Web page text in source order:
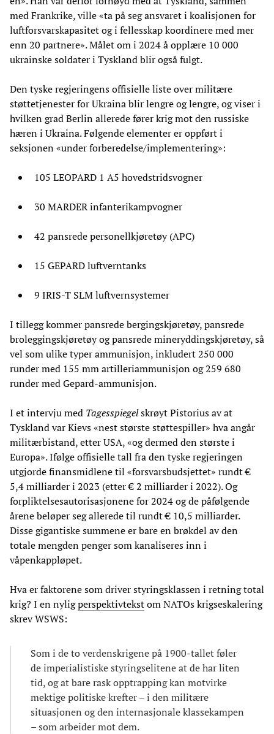
med Frankrike, ville «ta på seg ansvaret i koalisjonen for
luftforsvarskapasitet og i fellesskap koordinere med mer
enn 20 partnere». Målet om i 2024 å opplære 10 000
ukrainske soldater i Tyskland blir også fulgt.
Den tyske regjeringens offisielle liste over militære
støttetjenester for Ukraina blir lengre og lengre, og viser i
hvilken grad Berlin allerede fører krig mot den russiske
hæren i Ukraina. Følgende elementer er oppført i
seksjonen «under forberedelse/implementering»:
105 LEOPARD 1 A5 hovedstridsvogner
30 MARDER infanterikampvogner
42 pansrede personellkjøretøy (APC)
15 GEPARD luftverntanks
9 IRIS-T SLM luftvernsystemer
I tillegg kommer pansrede bergingskjøretøy, pansrede
broleggingskjøretøy og pansrede mineryddingskjøretøy, så
vel som ulike typer ammunisjon, inkludert 250 000
runder med 155 mm artilleriammunisjon og 259 680
runder med Gepard-ammunisjon.
I et intervju med Tagesspiegelskrøyt Pistorius av at
Tyskland var Kievs «nest største støttespiller» hva angår
militærbistand, etter USA, «og dermed den største i
Europa». Ifølge offisielle tall fra den tyske regjeringen
utgjorde finansmidlene til «forsvarsbudsjettet» rundt €
5,4 milliarder i 2023 (etter € 2 milliarder i 2022). Og
forpliktelsesautorisasjonene for 2024 og de påfølgende
årene beløper seg allerede til rundt € 10,5 milliarder.
Disse gigantiske summene er bare en brøkdel av den
totale mengden penger som kanaliseres inn i
våpenkappløpet.
Hva er faktorene som driver styringsklassen i retning total
krig? I en nyligperspektivtekstom NATOs krigseskalering
skrev WSWS:
Som i de to verdenskrigene på 1900-tallet føler
de imperialistiske styringselitene at de har liten
tid, og at bare rask opptrapping kan motvirke
mektige politiske krefter – i den militære
situasjonen og den internasjonale klassekampen
– som arbeider mot dem.